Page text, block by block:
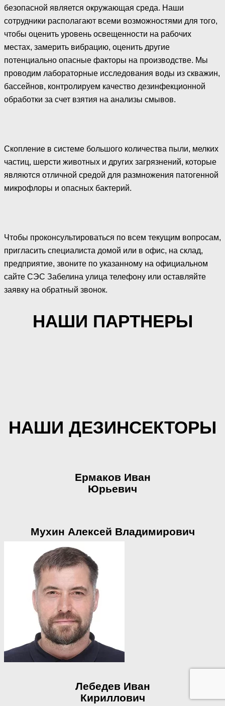
безопасной является окружающая среда. Наши
сотрудники располагают всеми возможностями для того,
чтобы оценить уровень освещенности на рабочих
местах, замерить вибрацию, оценить другие
потенциально опасные факторы на производстве. Мы
проводим лабораторные исследования воды из скважин,
бассейнов, контролируем качество дезинфекционной
обработки за счет взятия на анализы смывов.
Скопление в системе большого количества пыли, мелких
частиц, шерсти животных и других загрязнений, которые
являются отличной средой для размножения патогенной
микрофлоры и опасных бактерий.
Чтобы проконсультироваться по всем текущим вопросам,
пригласить специалиста домой или в офис, на склад,
предприятие, звоните по указанному на официальном
сайте СЭС Забелина улица телефону или оставляйте
заявку на обратный звонок.
НАШИ ПАРТНЕРЫ
НАШИ ДЕЗИНСЕКТОРЫ
Ермаков Иван
Юрьевич
Мухин Алексей Владимирович
Лебедев Иван
Кириллович